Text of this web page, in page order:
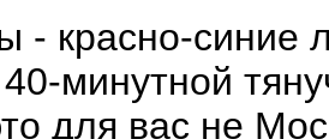
- красно-синие
минутной
для вас не